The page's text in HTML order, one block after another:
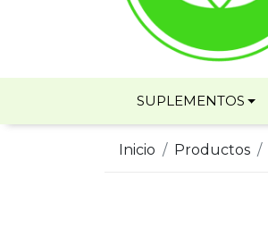
SUPLEMENTOS
Inicio Productos